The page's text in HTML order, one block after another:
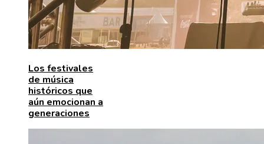
Los festivales
de música
históricos que
aún emocionan a
generaciones